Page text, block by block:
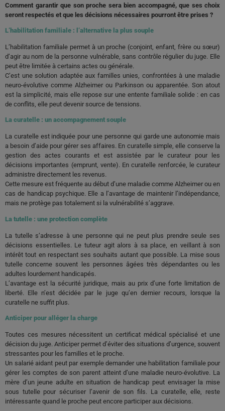
Comment garantir que son proche sera bien accompagné, que ses choix
seront respectés et que les décisions nécessaires pourront être prises ?
L’habilitation familiale : l’alternative la plus souple
L’habilitation familiale permet à un proche (conjoint, enfant, frère ou sœur)
d’agir au nom de la personne vulnérable, sans contrôle régulier du juge. Elle
peut être limitée à certains actes ou générale.
C’est une solution adaptée aux familles unies, confrontées à une maladie
neuro-évolutive comme Alzheimer ou Parkinson ou apparentée. Son atout
est la simplicité, mais elle repose sur une entente familiale solide : en cas
de conflits, elle peut devenir source de tensions.
La curatelle : un accompagnement souple
La curatelle est indiquée pour une personne qui garde une autonomie mais
a besoin d’aide pour gérer ses affaires. En curatelle simple, elle conserve la
gestion des actes courants et est assistée par le curateur pour les
décisions importantes (emprunt, vente). En curatelle renforcée, le curateur
administre directement les revenus.
Cette mesure est fréquente au début d’une maladie comme Alzheimer ou en
cas de handicap psychique. Elle a l’avantage de maintenir l’indépendance,
mais ne protège pas totalement si la vulnérabilité s’aggrave.
La tutelle : une protection complète
La tutelle s’adresse à une personne qui ne peut plus prendre seule ses
décisions essentielles. Le tuteur agit alors à sa place, en veillant à son
intérêt tout en respectant ses souhaits autant que possible. La mise sous
tutelle concerne souvent les personnes âgées très dépendantes ou les
adultes lourdement handicapés.
L’avantage est la sécurité juridique, mais au prix d’une forte limitation de
liberté. Elle n’est décidée par le juge qu’en dernier recours, lorsque la
curatelle ne suffit plus.
Anticiper pour alléger la charge
Toutes ces mesures nécessitent un certificat médical spécialisé et une
décision du juge. Anticiper permet d’éviter des situations d’urgence, souvent
stressantes pour les familles et le proche.
Un salarié aidant peut par exemple demander une habilitation familiale pour
gérer les comptes de son parent atteint d’une maladie neuro-évolutive. La
mère d’un jeune adulte en situation de handicap peut envisager la mise
sous tutelle pour sécuriser l’avenir de son fils. La curatelle, elle, reste
intéressante quand le proche peut encore participer aux décisions.